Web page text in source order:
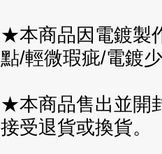
★本商品因電鍍製
點/輕微瑕疵/電鍍
★本商品售出並開
接受退貨或換貨。